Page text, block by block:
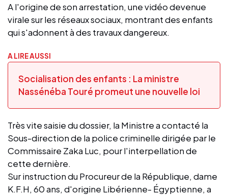
A l'origine de son arrestation, une vidéo devenue
virale sur les réseaux sociaux, montrant des enfants
qui s'adonnent à des travaux dangereux.
A LIRE AUSSI
Socialisation des enfants : La ministre
Nassénéba Touré promeut une nouvelle loi
Très vite saisie du dossier, la Ministre a contacté la
Sous-direction de la police criminelle dirigée par le
Commissaire Zaka Luc, pour l'interpellation de
cette dernière.
Sur instruction du Procureur de la République, dame
K.F.H, 60 ans, d'origine Libérienne- Égyptienne, a